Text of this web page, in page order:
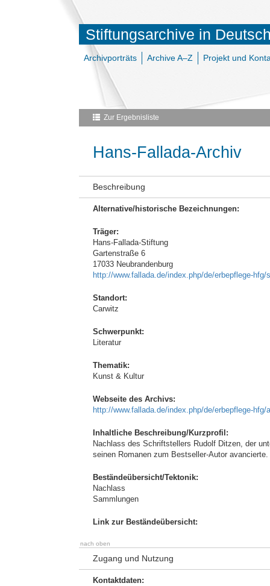
Stiftungsarchive in
Archivporträts Archive A–Z Projekt und
Zur Ergebnisliste
Hans-Fallada-Archiv
Beschreibung
Alternative/historische Bezeichnungen:
Träger:
Hans-Fallada-Stiftung
Gartenstraße 6
17033 Neubrandenburg
http://www.fallada.de/index.php/de/erbepflege-hfg/
Standort:
Carwitz
Schwerpunkt:
Literatur
Thematik:
Kunst & Kultur
Webseite des Archivs:
http://www.fallada.de/index.php/de/erbepflege-hfg/
Inhaltliche Beschreibung/Kurzprofil:
Nachlass des Schriftstellers Rudolf Ditzen, der
seinen Romanen zum Bestseller-Autor avancierte.
Beständeübersicht/Tektonik:
Nachlass
Sammlungen
Link zur Beständeübersicht:
nach oben
Zugang und Nutzung
Kontaktdaten: